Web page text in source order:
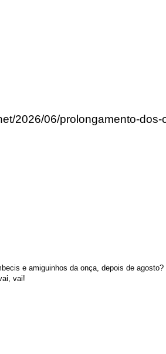
2026/06/prolongamento-
e amiguinhos da onça, depois de agosto?
vai!